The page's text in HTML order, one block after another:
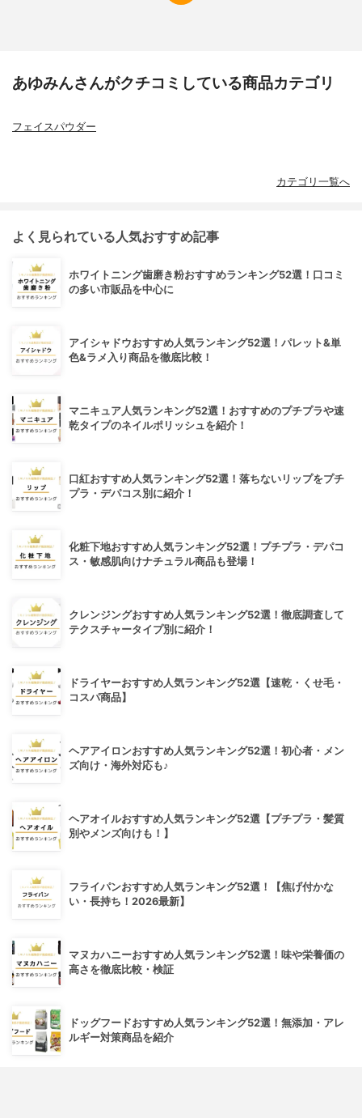
あゆみんさんがクチコミしている商品カテゴリ
フェイスパウダー
カテゴリ一覧へ
よく見られている人気おすすめ記事
ホワイトニング歯磨き粉おすすめランキング52選！口コミ
の多い市販品を中心に
アイシャドウおすすめ人気ランキング52選！パレット&単
色&ラメ入り商品を徹底比較！
マニキュア人気ランキング52選！おすすめのプチプラや速
乾タイプのネイルポリッシュを紹介！
口紅おすすめ人気ランキング52選！落ちないリップをプチ
プラ・デパコス別に紹介！
化粧下地おすすめ人気ランキング52選！プチプラ・デパコ
ス・敏感肌向けナチュラル商品も登場！
クレンジングおすすめ人気ランキング52選！徹底調査して
テクスチャータイプ別に紹介！
ドライヤーおすすめ人気ランキング52選【速乾・くせ毛・
コスパ商品】
ヘアアイロンおすすめ人気ランキング52選！初心者・メン
ズ向け・海外対応も♪
ヘアオイルおすすめ人気ランキング52選【プチプラ・髪質
別やメンズ向けも！】
フライパンおすすめ人気ランキング52選！【焦げ付かな
い・長持ち！2026最新】
マヌカハニーおすすめ人気ランキング52選！味や栄養価の
高さを徹底比較・検証
ドッグフードおすすめ人気ランキング52選！無添加・アレ
ルギー対策商品を紹介